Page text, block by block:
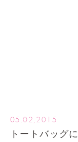
05.02,2015
トートバッグ